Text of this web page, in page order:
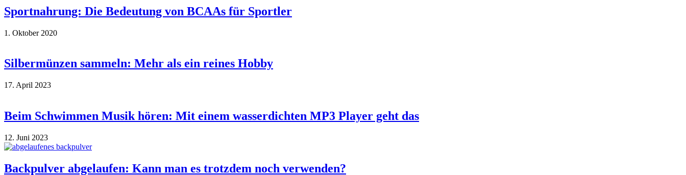
Sportnahrung: Die Bedeutung von BCAAs für Sportler
1. Oktober 2020
Silbermünzen sammeln: Mehr als ein reines Hobby
17. April 2023
Beim Schwimmen Musik hören: Mit einem wasserdichten MP3 Player geht das
12. Juni 2023
Backpulver abgelaufen: Kann man es trotzdem noch verwenden?